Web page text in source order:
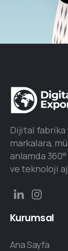
Dijital fabrika
markalara,
anlamda
ve teknoloji
Kurumsal
Ana Sayfa